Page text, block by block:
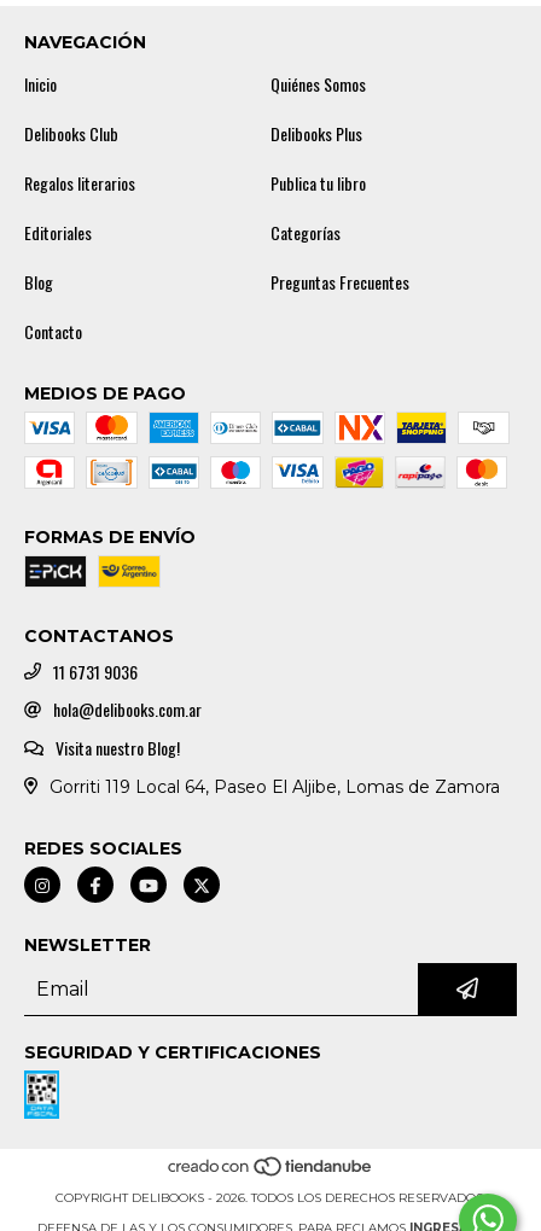
NAVEGACIÓN
Inicio
Quiénes Somos
Delibooks Club
Delibooks Plus
Regalos literarios
Publica tu libro
Editoriales
Categorías
Blog
Preguntas Frecuentes
Contacto
MEDIOS DE PAGO
FORMAS DE ENVÍO
CONTACTANOS
11 6731 9036
hola@delibooks.com.ar
Visita nuestro Blog!
Gorriti 119 Local 64, Paseo El Aljibe, Lomas de Zamora
REDES SOCIALES
NEWSLETTER
SEGURIDAD Y CERTIFICACIONES
COPYRIGHT DELIBOOKS - 2026. TODOS LOS DERECHOS RESERVADOS.